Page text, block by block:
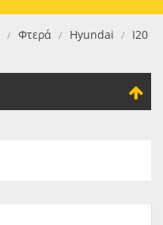
/ Φτερά / Hyundai / I20